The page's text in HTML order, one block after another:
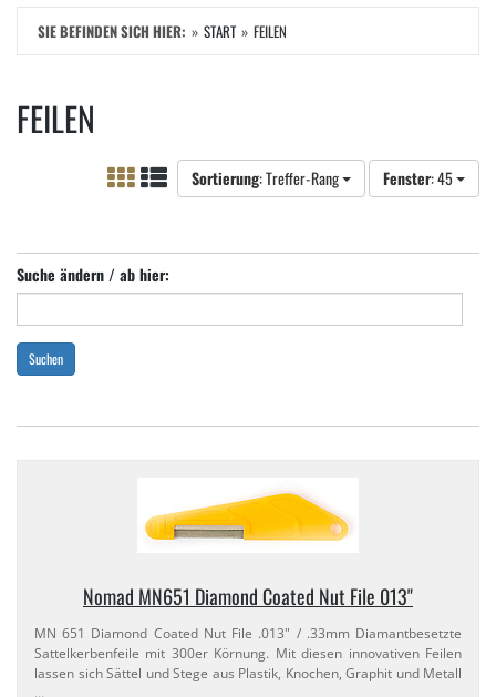
SIE BEFINDEN SICH HIER: START FEILEN
FEILEN
Sortierung: Treffer-Rang Fenster: 45
Suche ändern / ab hier:
Suchen
Nomad MN651 Diamond Coated Nut File 013"
MN 651 Diamond Coated Nut File .013" / .33mm Diamantbesetzte
Sattelkerbenfeile mit 300er Körnung. Mit diesen innovativen Feilen
lassen sich Sättel und Stege aus Plastik, Knochen, Graphit und Metall
…